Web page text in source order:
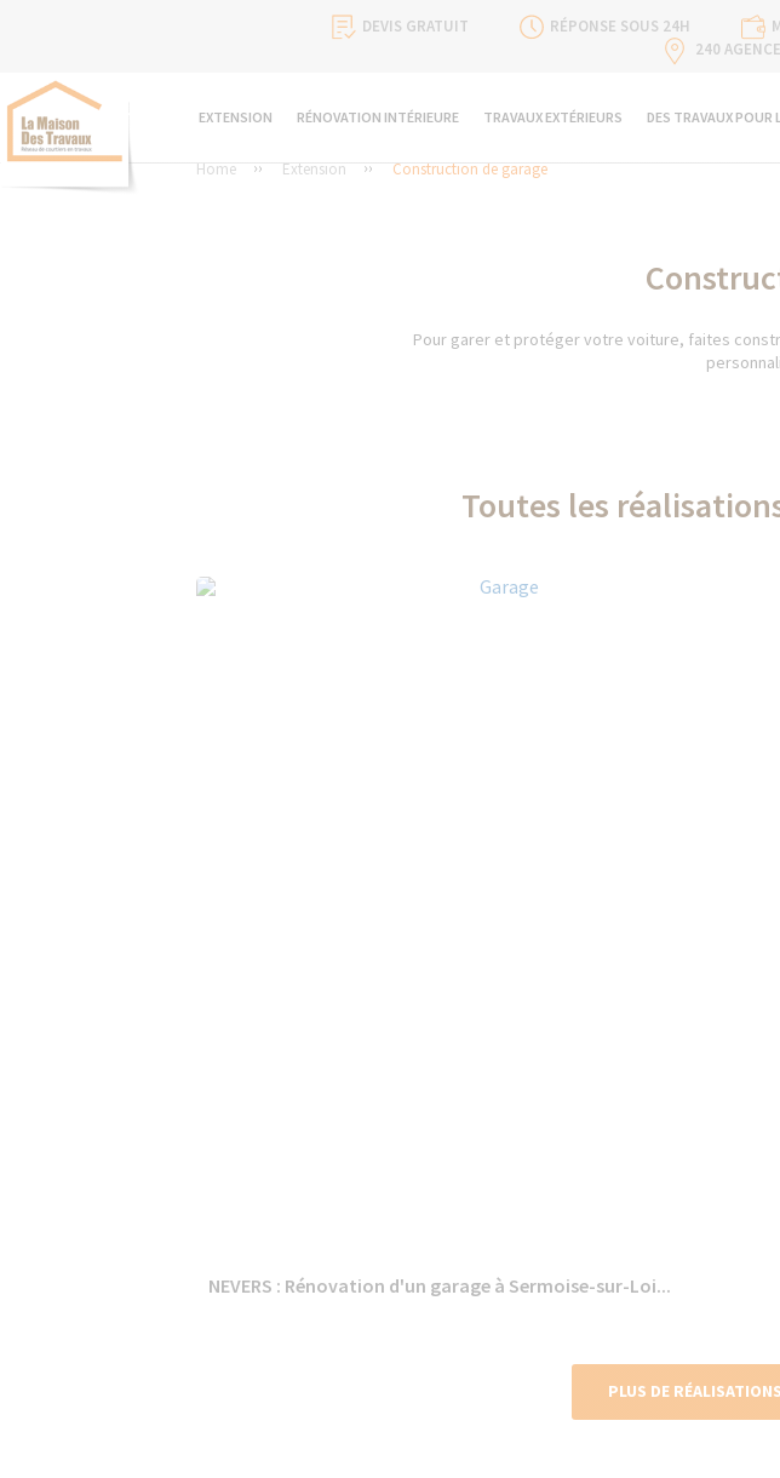
DEVIS GRATUIT RÉPONSE SOUS 24H
240
EXTENSION RÉNOVATION INTÉRIEURE TRAVAUX EXTÉRIEURS DES TRAVAUX POUR
Home Extension Construction de garage
Pour garer et protéger votre voiture, faites
Toutes les
NEVERS : Rénovation d'un garage à Sermoise-sur-Loi...
PLUS DE